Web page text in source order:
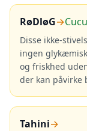
RøDløG→
Disse ikke-
ingen
og friskhed
der kan påvirke
Tahini→